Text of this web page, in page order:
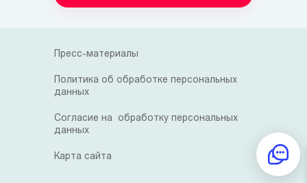
Пресс-материалы
Политика об обработке персональных
данных
Согласие на обработку персональных
данных
Карта сайта